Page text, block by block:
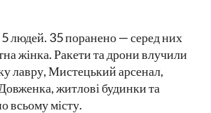
людей. 35 поранено — серед них
жінка. Ракети та дрони влучили
лавру, Мистецький арсенал,
житлові будинки та
всьому місту.